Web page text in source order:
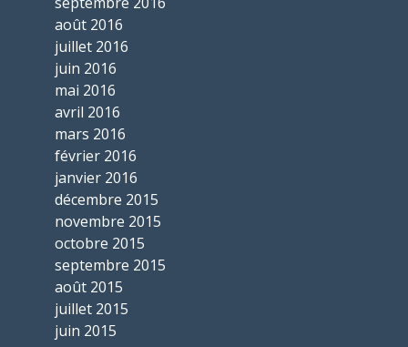
août 2016
juillet 2016
juin 2016
mai 2016
avril 2016
mars 2016
février 2016
janvier 2016
décembre 2015
novembre 2015
octobre 2015
septembre 2015
août 2015
juillet 2015
juin 2015